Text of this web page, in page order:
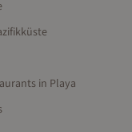
in Playa